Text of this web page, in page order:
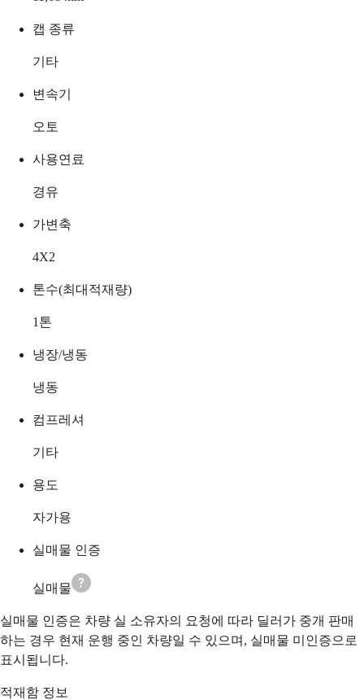
캡 종류
기타
변속기
오토
사용연료
경유
가변축
4X2
톤수(최대적재량)
1 톤
냉장/냉동
냉동
컴프레셔
기타
용도
자가용
실매물 인증
실매물
실매물 인증은 차량 실 소유자의 요청에 따라 딜러가 중개 판매
하는 경우 현재 운행 중인 차량일 수 있으며, 실매물 미인증으로
표시됩니다.
적재함 정보